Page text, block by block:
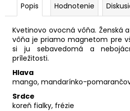
Popis Hodnotenie
Kvetinovo ovocná vôňa. Ženská
vôňa je priamo magnetom pre
si ju sebavedomá a
príležitosti.
Hlava
mango, mandarínko-
Srdce
koreň fialky, frézie